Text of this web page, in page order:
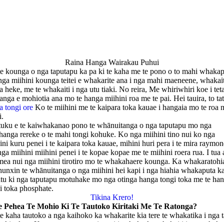
Raina Hanga Wairakau Puhui
kounga o nga taputapu ka pa ki te kaha me te pono o to mahi
miihini kounga teitei e whakarite ana i nga mahi maeneene,
heke, me te whakaiti i nga utu tiaki. No reira, Me whiriwhiri koe i
e mohiotia ana mo te hanga miihini roa me te pai. Hei tauira, to
tongi ore Ko te miihini me te kaipara toka kauae i hangaia mo te roa
e te kaiwhakanao pono te whānuitanga o nga taputapu mo nga
rereke o te mahi tongi kohuke. Ko nga miihini tino nui ko nga
kuru penei i te kaipara toka kauae, mihini huri pera i te mira
miihini miihini penei i te kopae kopae me te miihini roera rua. I tua
nui nga miihini tirotiro mo te whakahaere kounga. Ka
te whānuitanga o nga miihini hei kapi i nga hiahia whakaputa
ki nga taputapu motuhake mo nga otinga hanga tongi toka me te
toka phosphate.
Tikina Krero!
Pehea Te Mohio Ki Te Tautoko Kiritaki Me Te Ratonga?
kaha tautoko a nga kaihoko ka whakarite kia tere te whakatika i nga